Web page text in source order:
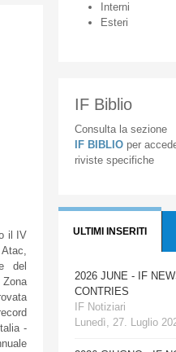
il IV
del
-
Interni
Esteri
IF Biblio
Consulta la sezione
IF BIBLIO per
riviste specifiche
ULTIMI INSERITI
2026 JUNE - IF
CONTRIES
IF Notiziari
Lunedì, 27. Luglio